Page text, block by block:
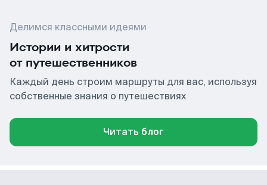
Делимся классными идеями
Истории и хитрости
от путешественников
Каждый день строим маршруты для вас, используя
собственные знания о путешествиях
Читать блог